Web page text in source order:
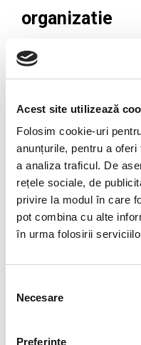
Acest site utilizează
Folosim cookie-uri
anunțurile, pentru a
a analiza traficul. De
rețele sociale, de
privire la modul în care
pot combina cu alte
în urma folosirii
consimțământului
Necesare
Preferinţe
organizatie
Context
leadership si intarirea
organizatie cu o
oameni. Conducerea
dezvoltarea unui
cresterea calitatii
executive si crearea
dificile sa poata fi